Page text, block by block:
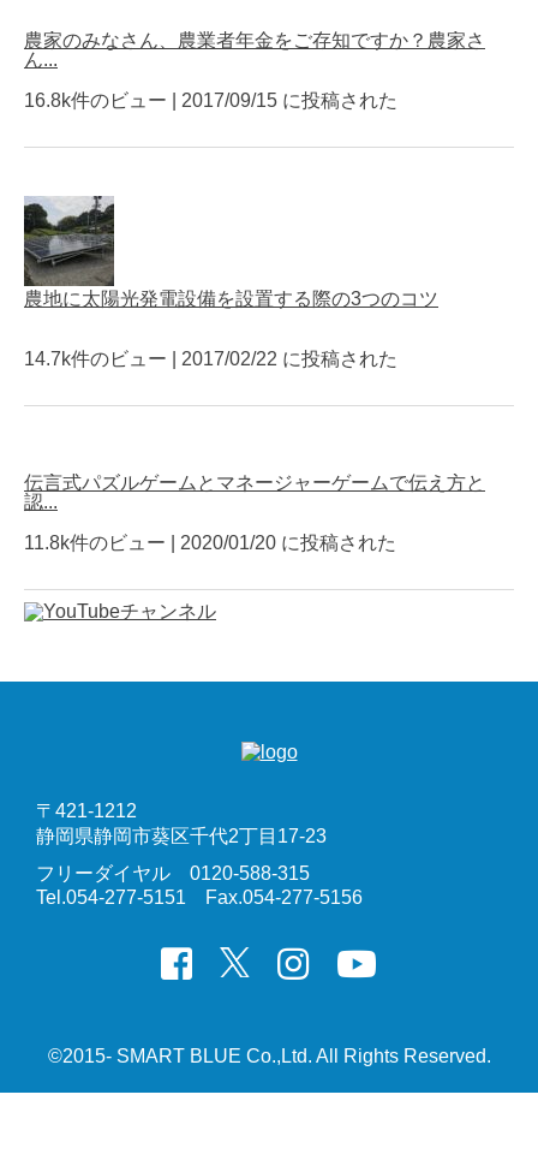
農家のみなさん、農業者年金をご存知ですか？農家さ
ん...
16.8k件のビュー
2017/09/15 に投稿された
農地に太陽光発電設備を設置する際の3つのコツ
14.7k件のビュー 2017/02/22 に投稿された
伝言式パズルゲームとマネージャーゲームで伝え方と
認...
11.8k件のビュー
2020/01/20 に投稿された
お悩み、解決いたします
ソーラーシェアリング導入に関する
お気軽にお問い合わせください。
〒421-1212
静岡県静岡市葵区千代2丁目17-23
フリーダイヤル 0120-588-315
Tel.054-277-5151 Fax.054-277-5156
©2015- SMART BLUE Co.,Ltd. All Rights Reserved.